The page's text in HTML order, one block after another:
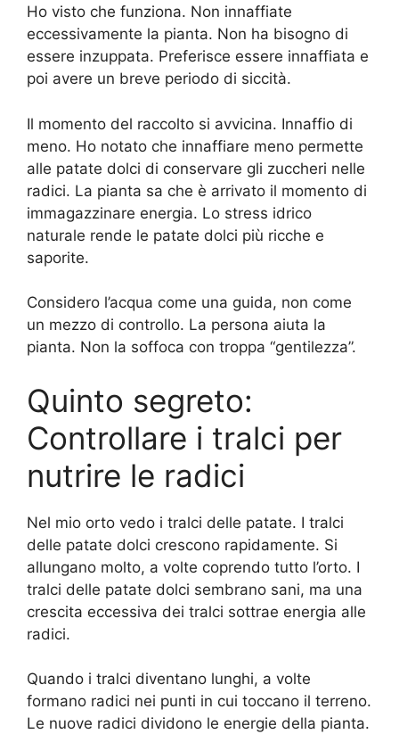
Ho visto che funziona. Non innaffiate
eccessivamente la pianta. Non ha bisogno di
essere inzuppata. Preferisce essere innaffiata e
poi avere un breve periodo di siccità.
Il momento del raccolto si avvicina. Innaffio di
meno. Ho notato che innaffiare meno permette
alle patate dolci di conservare gli zuccheri nelle
radici. La pianta sa che è arrivato il momento di
immagazzinare energia. Lo stress idrico
naturale rende le patate dolci più ricche e
saporite.
Considero l’acqua come una guida, non come
un mezzo di controllo. La persona aiuta la
pianta. Non la soffoca con troppa “gentilezza”.
Quinto segreto:
Controllare i tralci per
nutrire le radici
Nel mio orto vedo i tralci delle patate. I tralci
delle patate dolci crescono rapidamente. Si
allungano molto, a volte coprendo tutto l’orto. I
tralci delle patate dolci sembrano sani, ma una
crescita eccessiva dei tralci sottrae energia alle
radici.
Quando i tralci diventano lunghi, a volte
formano radici nei punti in cui toccano il terreno.
Le nuove radici dividono le energie della pianta.